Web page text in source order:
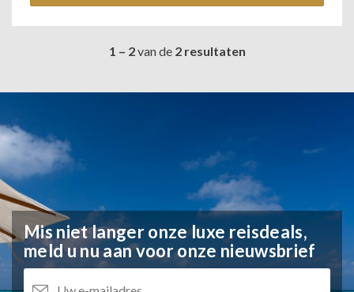
1 – 2van de 2 resultaten
Mis niet langer onze luxe reisdeals,
meld u nu aan voor onze nieuwsbrief